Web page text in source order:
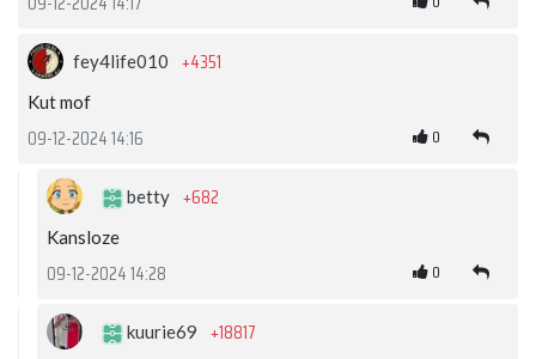
fey4life010 +4351
Kut mof
09-12-2024 14:16 0
betty +682
Kansloze
09-12-2024 14:28 0
kuurie69 +18817